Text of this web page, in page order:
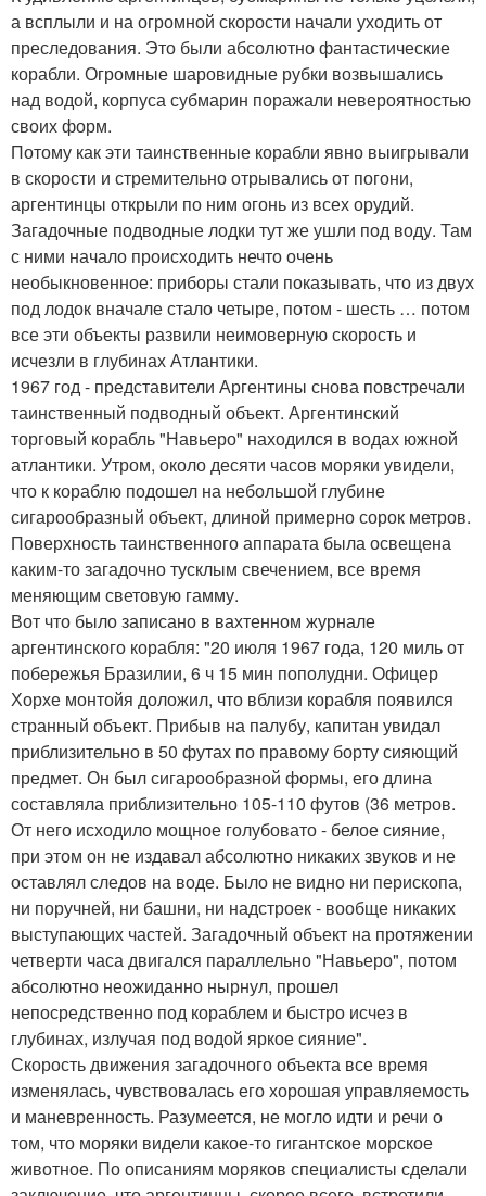
а всплыли и на огромной скорости начали уходить от
преследования. Это были абсолютно фантастические
корабли. Огромные шаровидные рубки возвышались
над водой, корпуса субмарин поражали невероятностью
своих форм.
Потому как эти таинственные корабли явно выигрывали
в скорости и стремительно отрывались от погони,
аргентинцы открыли по ним огонь из всех орудий.
Загадочные подводные лодки тут же ушли под воду. Там
с ними начало происходить нечто очень
необыкновенное: приборы стали показывать, что из двух
под лодок вначале стало четыре, потом - шесть … потом
все эти объекты развили неимоверную скорость и
исчезли в глубинах Атлантики.
1967 год - представители Аргентины снова повстречали
таинственный подводный объект. Аргентинский
торговый корабль "Навьеро" находился в водах южной
атлантики. Утром, около десяти часов моряки увидели,
что к кораблю подошел на небольшой глубине
сигарообразный объект, длиной примерно сорок метров.
Поверхность таинственного аппарата была освещена
каким-то загадочно тусклым свечением, все время
меняющим световую гамму.
Вот что было записано в вахтенном журнале
аргентинского корабля: "20 июля 1967 года, 120 миль от
побережья Бразилии, 6 ч 15 мин пополудни. Офицер
Хорхе монтойя доложил, что вблизи корабля появился
странный объект. Прибыв на палубу, капитан увидал
приблизительно в 50 футах по правому борту сияющий
предмет. Он был сигарообразной формы, его длина
составляла приблизительно 105-110 футов (36 метров.
От него исходило мощное голубовато - белое сияние,
при этом он не издавал абсолютно никаких звуков и не
оставлял следов на воде. Было не видно ни перископа,
ни поручней, ни башни, ни надстроек - вообще никаких
выступающих частей. Загадочный объект на протяжении
четверти часа двигался параллельно "Навьеро", потом
абсолютно неожиданно нырнул, прошел
непосредственно под кораблем и быстро исчез в
глубинах, излучая под водой яркое сияние".
Скорость движения загадочного объекта все время
изменялась, чувствовалась его хорошая управляемость
и маневренность. Разумеется, не могло идти и речи о
том, что моряки видели какое-то гигантское морское
животное. По описаниям моряков специалисты сделали